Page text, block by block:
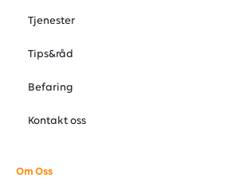
Tjenester
Tips&råd
Befaring
Kontakt oss
Om Oss